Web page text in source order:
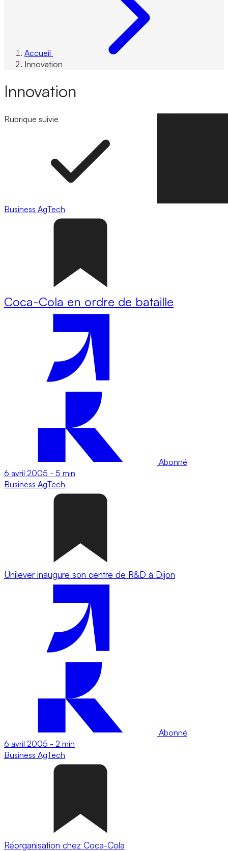
Accueil
Innovation
Innovation
Rubrique suivie
Business AgTech
Coca-Cola en ordre de bataille
Abonné
6 avril 2005 - 5 min
Business AgTech
Unilever inaugure son centre de R&D à Dijon
Abonné
6 avril 2005 - 2 min
Business AgTech
Réorganisation chez Coca-Cola